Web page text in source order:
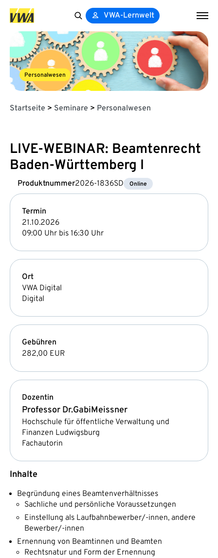
for:
VWA-Lernwelt
Personalwesen
Startseite > Seminare > Personalwesen
LIVE-WEBINAR: Beamtenrecht
Baden-Württemberg I
Produktnummer2026-1836SD Online
Termin
21.10.2026
09:00 Uhr bis 16:30 Uhr
Ort
VWA Digital
Digital
Gebühren
282,00 EUR
Dozentin
Professor Dr.GabiMeissner
Hochschule für öffentliche Verwaltung und
Finanzen Ludwigsburg
Fachautorin
Inhalte
Begründung eines Beamtenverhältnisses
Sachliche und persönliche Voraussetzungen
Einstellung als Laufbahnbewerber/-innen, andere
Bewerber/-innen
Ernennung von Beamtinnen und Beamten
Rechtsnatur und Form der Ernennung